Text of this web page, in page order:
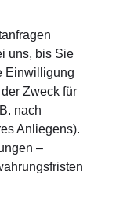
uns, bis Sie
Einwilligung
Zweck für
nach
Anliegens).
–